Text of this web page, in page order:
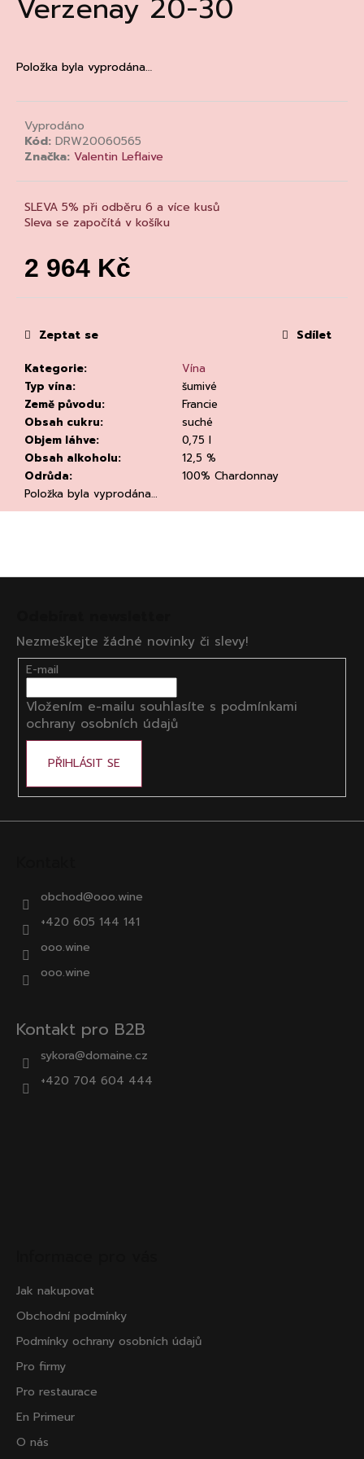
Verzenay 20-30
Položka byla vyprodána…
Vyprodáno
Kód: DRW20060565
Značka: Valentin Leflaive
SLEVA 5% při odběru 6 a více kusů
Sleva se započítá v košíku
2 964 Kč
cena:
Kategorie:
Vína
Typ vína:
šumivé
Země původu:
Francie
Obsah cukru:
suché
Objem láhve:
0,75 l
Obsah alkoholu:
12,5 %
Odrůda:
100% Chardonnay
Položka byla vyprodána…
Zeptat se Sdílet
a
í
?
D
o
p
e
m
e
502
Kč
Původně:
Kč
Z
Nezmeškejte žádné novinky či slevy!
E-mail
Vložením e-mailu souhlasíte s podmínkami
ochrany osobních údajů
PŘIHLÁSIT SE
obchod@ooo.wine
+420 605 144 141
ooo.wine
ooo.wine
Kontakt pro B2B
sykora@domaine.cz
+420 704 604 444
Jak nakupovat
Obchodní podmínky
Podmínky ochrany osobních údajů
Pro firmy
Pro restaurace
En Primeur
O nás